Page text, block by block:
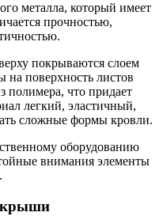
металла, который имеет
прочностью,
покрываются слоем
поверхность листов
полимера, что придает
легкий, эластичный,
сложные формы кровли.
оборудованию
внимания элементы
крыши